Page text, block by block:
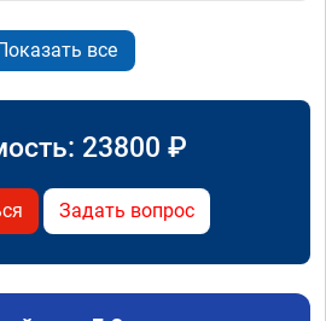
все
23800 ₽
Задать вопрос